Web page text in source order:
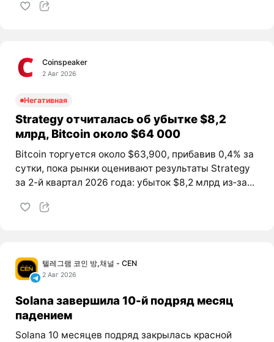
Coinspeaker
2 Авг 2026
Негативная
Strategy отчиталась об убытке $8,2
млрд, Bitcoin около $64 000
Bitcoin торгуется около $63,900, прибавив 0,4% за
сутки, пока рынки оценивают результаты Strategy
за 2-й квартал 2026 года: убыток $8,2 млрд из‑за...
텔레그램 코인 방,채널 - CEN
2 Авг 2026
Solana завершила 10-й подряд месяц
падением
Solana 10 месяцев подряд закрылась красной